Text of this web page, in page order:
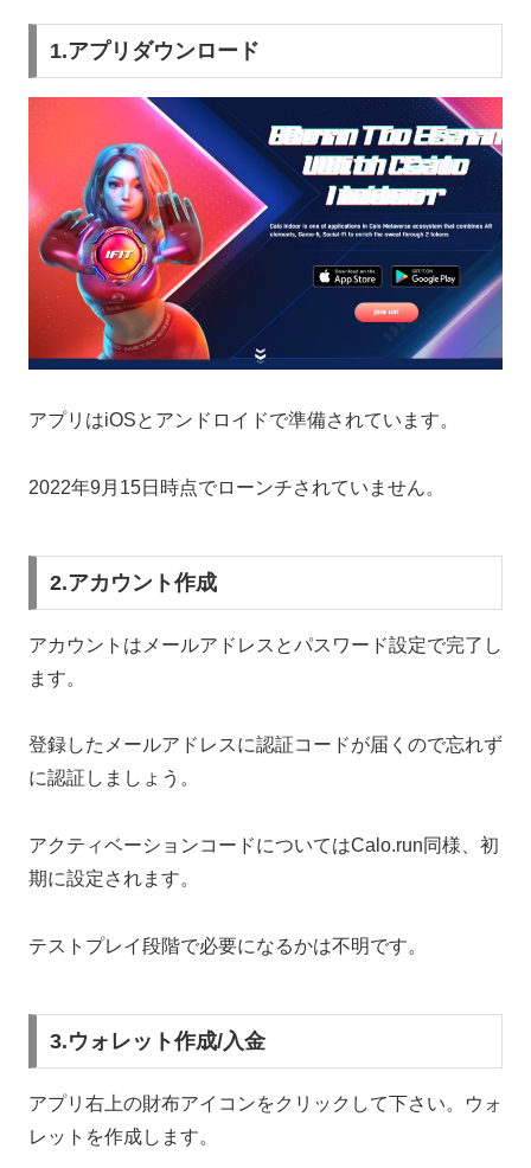
1.アプリダウンロード
アプリはiOSとアンドロイドで準備されています。
2022年9月15日時点でローンチされていません。
2.アカウント作成
アカウントはメールアドレスとパスワード設定で完了し
ます。
登録したメールアドレスに認証コードが届くので忘れず
に認証しましょう。
アクティベーションコードについてはCalo.run同様、初
期に設定されます。
テストプレイ段階で必要になるかは不明です。
3.ウォレット作成/入金
アプリ右上の財布アイコンをクリックして下さい。ウォ
レットを作成します。